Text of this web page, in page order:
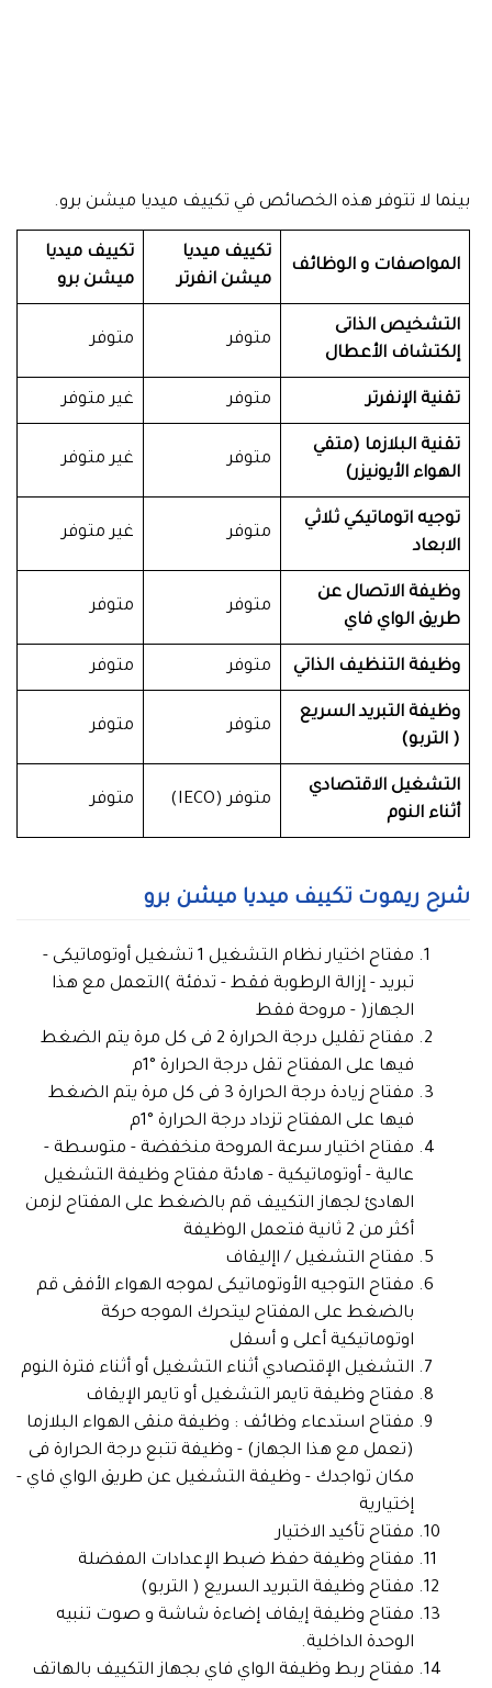
بينما لا تتوفر هذه الخصائص في تكييف ميديا ميشن برو.
المواصفات و الوظائف
تكييف ميديا
ميشن انفرتر
تكييف ميديا
ميشن برو
التشخيص الذاتى
إلكتشاف الأعطال
متوفر متوفر
تقنية الإنفرتر متوفر غير متوفر
تقنية البلازما (متقي
الهواء الأيونيزر)
متوفر غير متوفر
توجيه اتوماتيكي ثلاثي
الابعاد
متوفر غير متوفر
وظيفة الاتصال عن
طريق الواي فاي
متوفر متوفر
وظيفة التنظيف الذاتي متوفر متوفر
وظيفة التبريد السريع
( التربو)
متوفر متوفر
التشغيل الاقتصادي
أثناء النوم
متوفر (IECO) متوفر
شرح ريموت تكييف ميديا ميشن برو
مفتاح اختيار نظام التشغيل 1 تشغيل أوتوماتيكى -
تبريد - إزالة الرطوبة فقط - تدفئة )التعمل مع هذا
الجهاز( - مروحة فقط
مفتاح تقليل درجة الحرارة 2 فى كل مرة يتم الضغط
فيها على المفتاح تقل درجة الحرارة °1م
مفتاح زيادة درجة الحرارة 3 فى كل مرة يتم الضغط
فيها على المفتاح تزداد درجة الحرارة °1م
مفتاح اختيار سرعة المروحة منخفضة - متوسطة -
عالية - أوتوماتيكية - هادئة مفتاح وظيفة التشغيل
الهادئ لجهاز التكييف قم بالضغط على المفتاح لزمن
أكثر من 2 ثانية فتعمل الوظيفة
مفتاح التشغيل / اإليقاف
مفتاح التوجيه الأوتوماتيكى لموجه الهواء الأفقى قم
بالضغط على المفتاح ليتحرك الموجه حركة
اوتوماتيكية أعلى و أسفل
التشغيل الإقتصادي أثناء التشغيل أو أثناء فترة النوم
مفتاح وظيفة تايمر التشغيل أو تايمر الإيقاف
مفتاح استدعاء وظائف : وظيفة منقى الهواء البلازما
(تعمل مع هذا الجهاز) - وظيفة تتبع درجة الحرارة فى
مكان تواجدك - وظيفة التشغيل عن طريق الواي فاي -
إختيارية
مفتاح تأكيد الاختيار
مفتاح وظيفة حفظ ضبط الإعدادات المفضلة
مفتاح وظيفة التبريد السريع ( التربو)
مفتاح وظيفة إيقاف إضاءة شاشة و صوت تنبيه
الوحدة الداخلية.
مفتاح ربط وظيفة الواي فاي بجهاز التكييف بالهاتف